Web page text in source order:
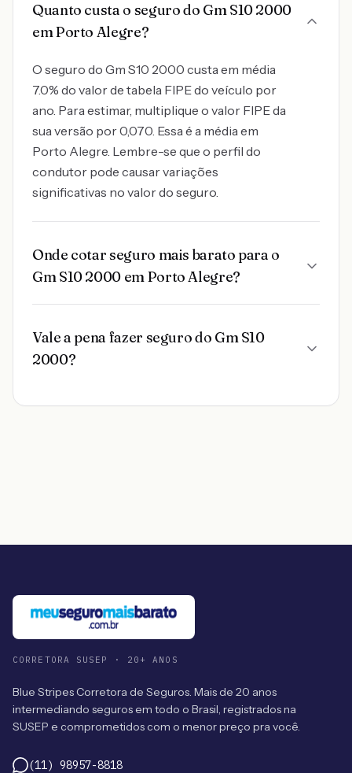
Quanto custa o seguro do Gm S10 2000
em Porto Alegre?
O seguro do Gm S10 2000 custa em média
7.0% do valor de tabela FIPE do veículo por
ano. Para estimar, multiplique o valor FIPE da
sua versão por 0,070. Essa é a média em
Porto Alegre. Lembre-se que o perfil do
condutor pode causar variações
significativas no valor do seguro.
Onde cotar seguro mais barato para o
Gm S10 2000 em Porto Alegre?
Vale a pena fazer seguro do Gm S10
2000?
CORRETORA SUSEP · 20+ ANOS
Blue Stripes Corretora de Seguros. Mais de 20 anos
intermediando seguros em todo o Brasil, registrados na
SUSEP e comprometidos com o menor preço pra você.
(11) 98957-8818